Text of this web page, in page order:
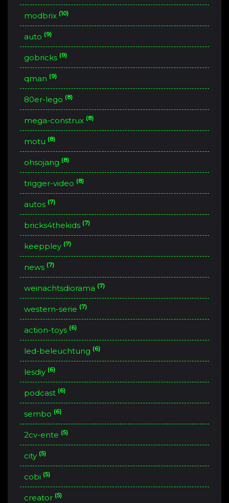
modbrix (10)
auto (9)
gobricks (9)
qman (9)
80er-lego (8)
mega-construx (8)
motu (8)
ohsojang (8)
trigger-video (8)
autos (7)
bricks4thekids (7)
keeppley (7)
news (7)
weinachtsdiorama (7)
western-serie (7)
action-toys (6)
led-beleuchtung (6)
lesdiy (6)
podcast (6)
sembo (6)
2cv-ente (5)
city (5)
cobi (5)
creator (5)